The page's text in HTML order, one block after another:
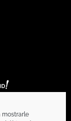
mostrarle